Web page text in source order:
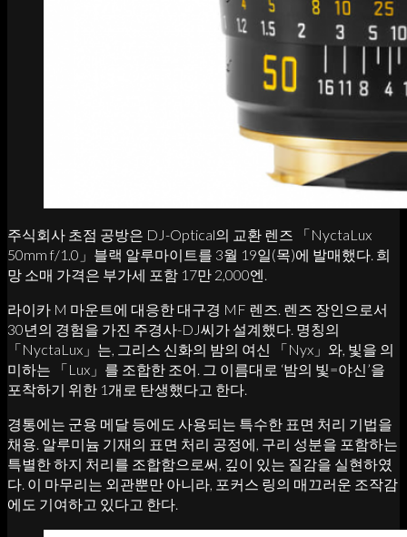
주식회사 초점 공방은 DJ-Optical의 교환 렌즈 「NyctaLux
50mm f/1.0」블랙 알루마이트를 3월 19일(목)에 발매했다. 희
망 소매 가격은 부가세 포함 17만 2,000엔.
라이카 M 마운트에 대응한 대구경 MF 렌즈. 렌즈 장인으로서
30년의 경험을 가진 주경사-DJ씨가 설계했다. 명칭의
「NyctaLux」는, 그리스 신화의 밤의 여신 「Nyx」와, 빛을 의
미하는 「Lux」를 조합한 조어. 그 이름대로 ‘밤의 빛=야신’을
포착하기 위한 1개로 탄생했다고 한다.
경통에는 군용 메달 등에도 사용되는 특수한 표면 처리 기법을
채용. 알루미늄 기재의 표면 처리 공정에, 구리 성분을 포함하는
특별한 하지 처리를 조합함으로써, 깊이 있는 질감을 실현하였
다. 이 마무리는 외관뿐만 아니라, 포커스 링의 매끄러운 조작감
에도 기여하고 있다고 한다.